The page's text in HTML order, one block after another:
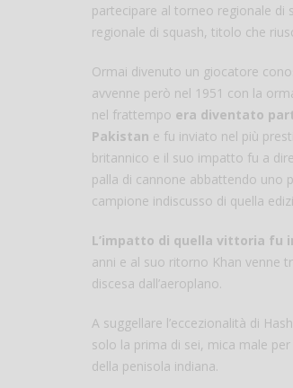
partecipare al torneo regionale di
regionale di squash, titolo che
Ormai divenuto un giocatore
avvenne però nel 1951 con la
nel frattempo era diventato
Pakistan e fu inviato nel più
britannico e il suo impatto fu a
palla di cannone abbattendo uno
campione indiscusso di quella
L’impatto di quella vittoria fu
anni e al suo ritorno Khan venne
discesa dall’aeroplano.
A suggellare l’eccezionalità di
solo la prima di sei, mica male
della penisola indiana.